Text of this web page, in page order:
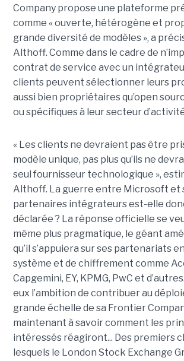
Company propose une plateforme
comme « ouverte, hétérogène et
grande diversité de modèles », a
Althoff. Comme dans le cadre de
contrat de service avec un
clients peuvent sélectionner leurs
aussi bien propriétaires qu’open
ou spécifiques à leur secteur
« Les clients ne devraient pas être
modèle unique, pas plus qu’ils ne
seul fournisseur technologique »,
Althoff. La guerre entre Microsoft et
partenaires intégrateurs est-elle
déclarée ? La réponse officielle se
même plus pragmatique, le géant
qu’il s’appuiera sur ses partenariats
système et de chiffrement comme
Capgemini, EY, KPMG, PwC et
eux l’ambition de contribuer au
grande échelle de sa Frontier
maintenant à savoir comment les
intéressés réagiront... Des premiers
lesquels le London Stock Exchange